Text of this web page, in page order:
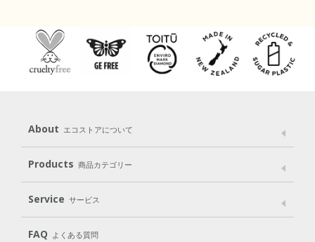
About エコストアについて
メッセージ ブランドストーリー
パッケージへのこだわり
動物実験をしない
Products 商品カテゴリー
Laundry
Cleaning Baby Kids
Service サービス
User Guide
FAQ よくある質問